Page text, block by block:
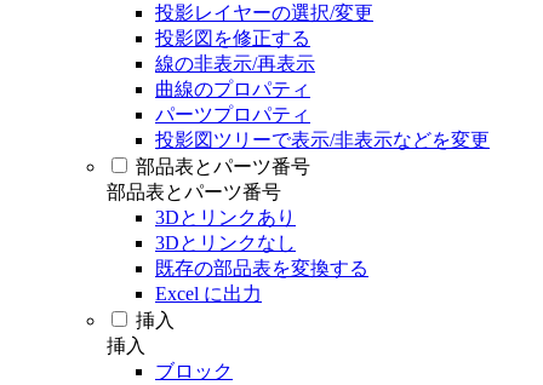
投影レイヤーの選択/変更
投影図を修正する
線の非表示/再表示
曲線のプロパティ
パーツプロパティ
投影図ツリーで表示/非表示などを変更
部品表とパーツ番号
部品表とパーツ番号
3Dとリンクあり
3Dとリンクなし
既存の部品表を変換する
Excel に出力
挿入
挿入
ブロック